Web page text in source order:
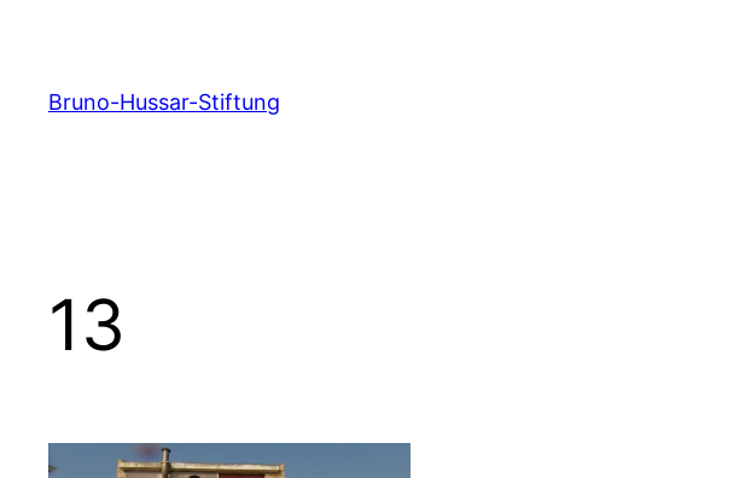
springen
Bruno-Hussar-Stiftung
13